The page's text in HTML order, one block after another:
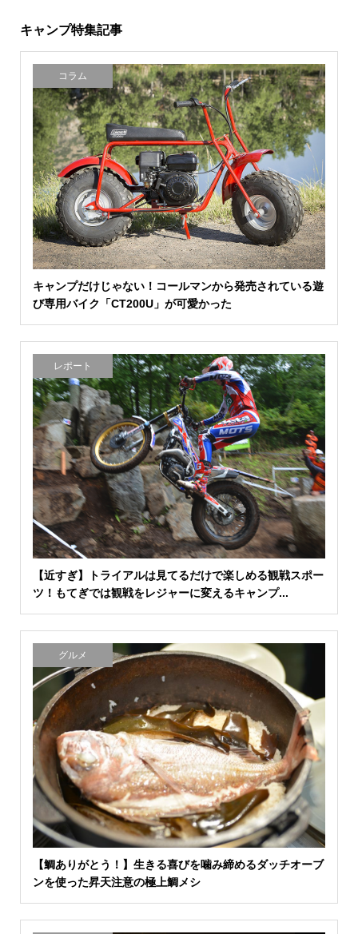
キャンプ特集記事
コラム
キャンプだけじゃない！コールマンから発売されている遊
び専用バイク「CT200U」が可愛かった
レポート
【近すぎ】トライアルは見てるだけで楽しめる観戦スポー
ツ！もてぎでは観戦をレジャーに変えるキャンプ...
グルメ
【鯛ありがとう！】生きる喜びを噛み締めるダッチオーブ
ンを使った昇天注意の極上鯛メシ